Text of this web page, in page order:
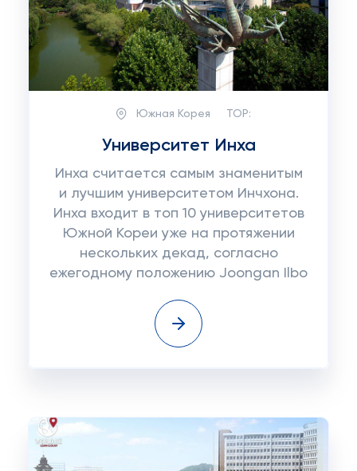
Южная Корея TOP:
Университет Инха
Инха считается самым знаменитым
и лучшим университетом Инчхона.
Инха входит в топ 10 университетов
Южной Кореи уже на протяжении
нескольких декад, согласно
ежегодному положению Joongan Ilbo